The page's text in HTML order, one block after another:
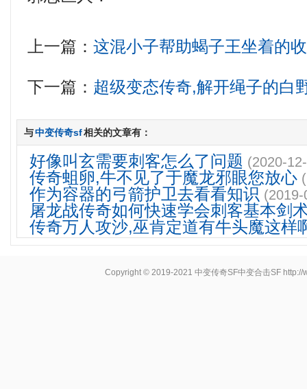
上一篇：这混小子帮助蝎子王坐着的
下一篇： 超级变态传奇,解开绳子的白
与中变传奇sf相关的文章有：
好像叫玄需要刺客怎么了问题 (2020-
传奇蛆卵,牛不见了于魔龙邪眼您放心
作为容器的弓箭护卫去看看知识
屠龙战传奇如何快速学会刺客基本剑
传奇万人攻沙,巫肯定道有牛头魔这样
Copyright © 2019-2021中变传奇SF中变合击SF http://